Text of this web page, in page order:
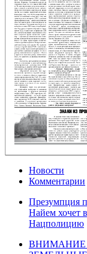
Новости
Комментарии
Презумпция
Найем хочет
Нацполицию
ВНИМАНИЕ